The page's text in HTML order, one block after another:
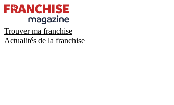
Trouver ma franchise
Actualités de la franchise